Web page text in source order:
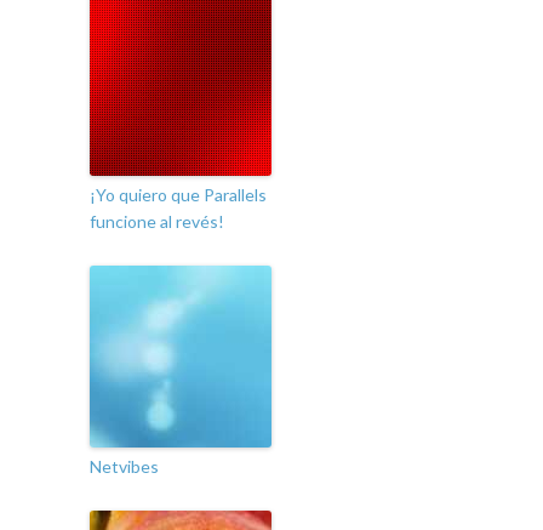
¡Yo quiero que Parallels
funcione al revés!
Netvibes